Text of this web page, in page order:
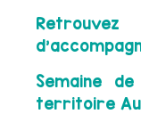
Semaine
territoire